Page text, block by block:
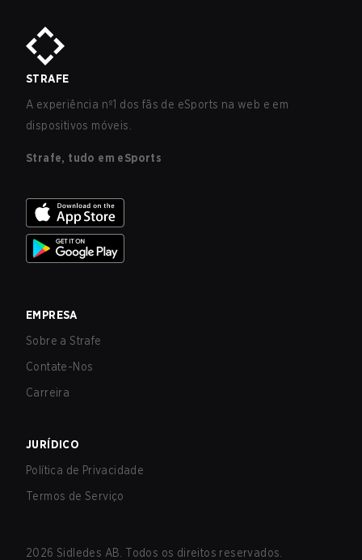
STRAFE
A experiência nº1 dos fãs de eSports na web e em
dispositivos móveis.
Strafe, tudo em eSports
EMPRESA
Sobre a Strafe
Contate-Nos
Carreira
JURÍDICO
Política de Privacidade
Termos de Serviço
2026 Sidledes AB. Todos os direitos reservados.